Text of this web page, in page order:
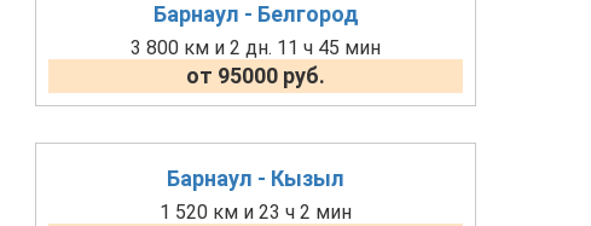
Барнаул - Белгород
3 800 км и 2 дн. 11 ч 45 мин
от 95000 руб.
Барнаул - Кызыл
1 520 км и 23 ч 2 мин